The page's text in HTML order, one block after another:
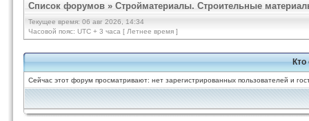
Список форумов » Стройматериалы. Строительные
Текущее время: 06 авг 2026, 14:34
Часовой пояс: UTC + 3 часа [ Летнее время ]
Кто
Сейчас этот форум просматривают: нет зарегистрированных пользователей и